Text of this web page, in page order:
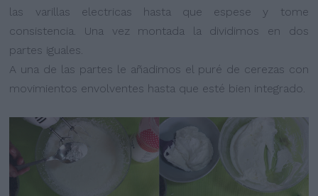
las varillas electricas hasta que espese y tome
consistencia. Una vez montada la dividimos en dos
partes iguales.
A una de las partes le añadimos el puré de cerezas con
movimientos envolventes hasta que esté bien integrado.